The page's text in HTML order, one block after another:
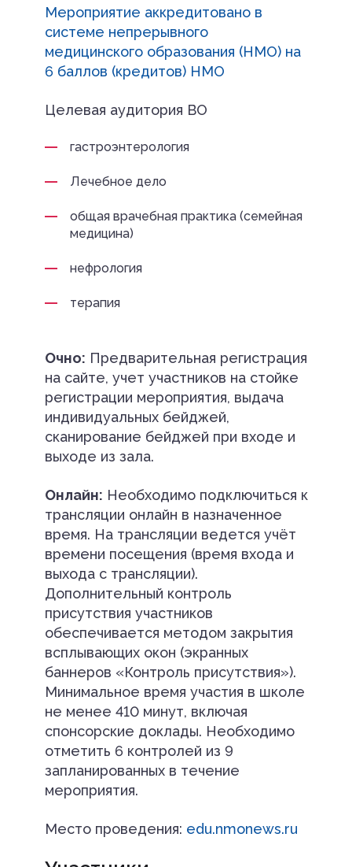
Мероприятие аккредитовано в
системе непрерывного
медицинского образования (НМО) на
6 баллов (кредитов) НМО
Целевая аудитория ВО
гастроэнтерология
Лечебное дело
общая врачебная практика (семейная
медицина)
нефрология
терапия
Очно: Предварительная регистрация
на сайте, учет участников на стойке
регистрации мероприятия, выдача
индивидуальных бейджей,
сканирование бейджей при входе и
выходе из зала.
Онлайн: Необходимо подключиться к
трансляции онлайн в назначенное
время. На трансляции ведется учёт
времени посещения (время входа и
выхода с трансляции).
Дополнительный контроль
присутствия участников
обеспечивается методом закрытия
всплывающих окон (экранных
баннеров «Контроль присутствия»).
Минимальное время участия в школе
не менее 410 минут, включая
спонсорские доклады. Необходимо
отметить 6 контролей из 9
запланированных в течение
мероприятия.
Место проведения: edu.nmonews.ru